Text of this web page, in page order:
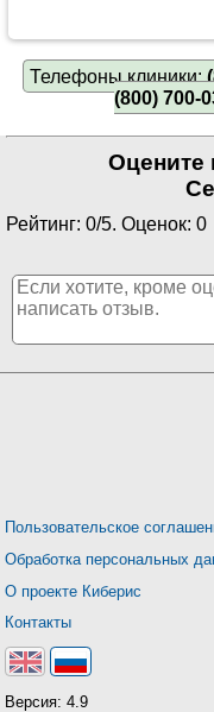
Телефоны клиники:
(800) 700-
Оцените
Рейтинг: 0/5. Оценок: 0
Пользовательское
Обработка персональных
О проекте Киберис
Контакты
Версия: 4.9